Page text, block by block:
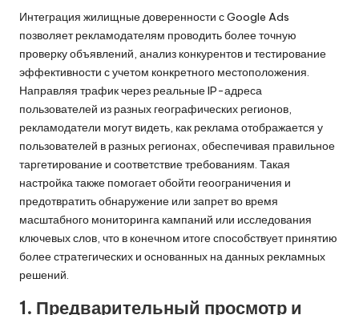
Интеграция жилищные доверенности с Google Ads
позволяет рекламодателям проводить более точную
проверку объявлений, анализ конкурентов и тестирование
эффективности с учетом конкретного местоположения.
Направляя трафик через реальные IP-адреса
пользователей из разных географических регионов,
рекламодатели могут видеть, как реклама отображается у
пользователей в разных регионах, обеспечивая правильное
таргетирование и соответствие требованиям. Такая
настройка также помогает обойти геоограничения и
предотвратить обнаружение или запрет во время
масштабного мониторинга кампаний или исследования
ключевых слов, что в конечном итоге способствует принятию
более стратегических и основанных на данных рекламных
решений.
1. Предварительный просмотр и